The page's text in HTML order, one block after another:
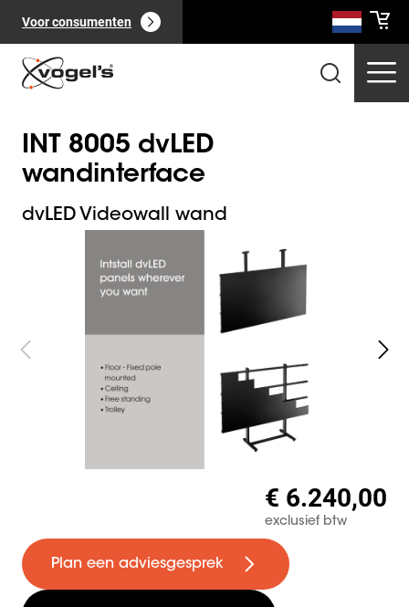
Voor consumenten
Pagina's(0 Bekijk alles
INT 8005 dvLED
wandinterface
dvLED Videowall wand
€ 6.240,00
exclusief btw
Plan een adviesgesprek